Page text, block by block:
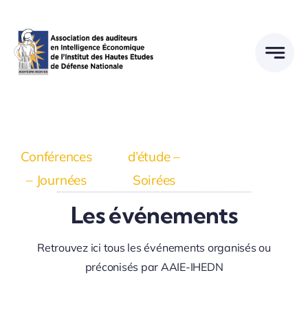
contenu
Conférences
– Journées
d’étude –
Soirées
Les événements
Retrouvez ici tous les événements organisés ou
préconisés par AAIE-IHEDN